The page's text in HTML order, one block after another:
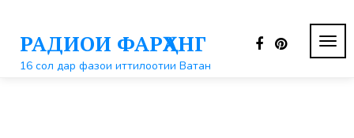
контентуРАДИОИ ФАРҲАНГ
16 сол дар фазои иттилоотии Ватан